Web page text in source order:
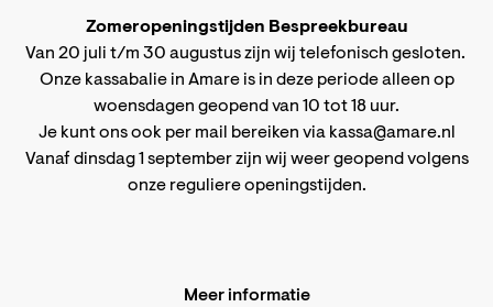
Zomeropeningstijden Bespreekbureau
Van 20 juli t/m 30 augustus zijn wij telefonisch gesloten.
Onze kassabalie in Amare is in deze periode alleen op
woensdagen geopend van 10 tot 18 uur.
Je kunt ons ook per mail bereiken via kassa@amare.nl
Vanaf dinsdag 1 september zijn wij weer geopend volgens
onze reguliere openingstijden.
Meer informatie